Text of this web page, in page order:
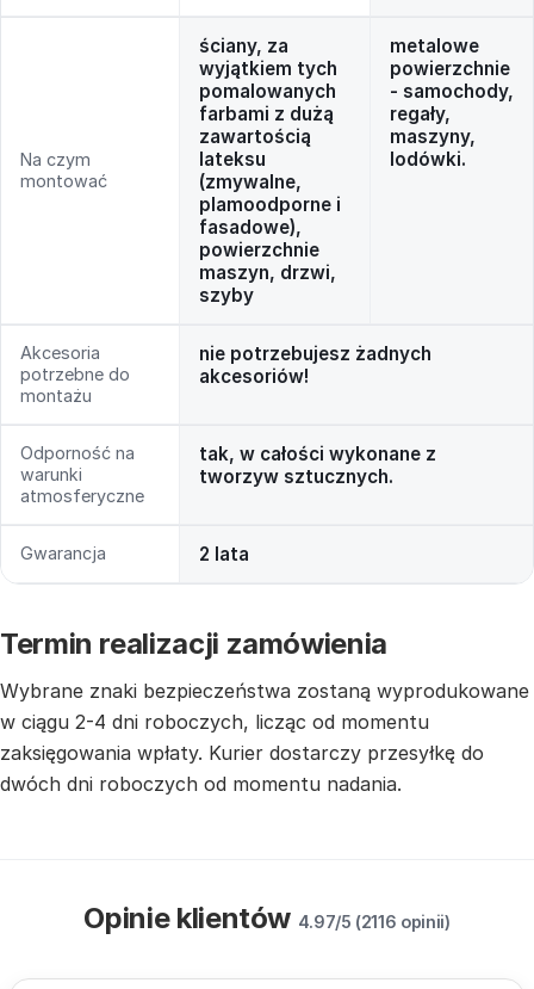
Na czym
montować
ściany, za
wyjątkiem tych
pomalowanych
farbami z dużą
zawartością
lateksu
(zmywalne,
plamoodporne i
fasadowe),
powierzchnie
maszyn, drzwi,
szyby
metalowe
powierzchnie
- samochody,
regały,
maszyny,
lodówki.
Akcesoria
potrzebne do
montażu
nie potrzebujesz żadnych
akcesoriów!
Odporność na
warunki
atmosferyczne
tak, w całości wykonane z
tworzyw sztucznych.
Gwarancja 2 lata
Termin realizacji zamówienia
Wybrane znaki bezpieczeństwa zostaną wyprodukowane
w ciągu 2-4 dni roboczych, licząc od momentu
zaksięgowania wpłaty. Kurier dostarczy przesyłkę do
dwóch dni roboczych od momentu nadania.
Opinie klientów 4.97/5 (2116 opinii)